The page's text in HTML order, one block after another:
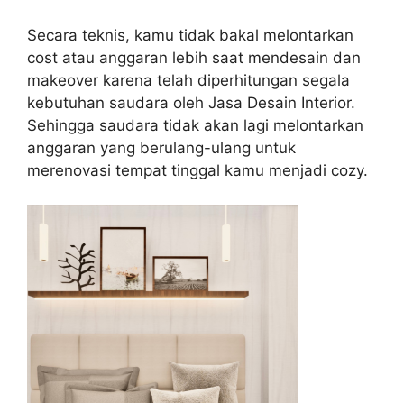
Secara teknis, kamu tidak bakal melontarkan
cost atau anggaran lebih saat mendesain dan
makeover karena telah diperhitungan segala
kebutuhan saudara oleh Jasa Desain Interior.
Sehingga saudara tidak akan lagi melontarkan
anggaran yang berulang-ulang untuk
merenovasi tempat tinggal kamu menjadi cozy.